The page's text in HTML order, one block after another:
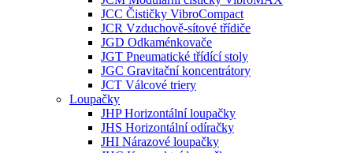
JCC Čističky VibroCompact
JCR Vzduchově-sítové třídiče
JGD Odkaménkovače
JGT Pneumatické třídící stoly
JGC Gravitační koncentrátory
JCT Válcové triery
Loupačky
JHP Horizontální loupačky
JHS Horizontální odíračky
JHI Nárazové loupačky